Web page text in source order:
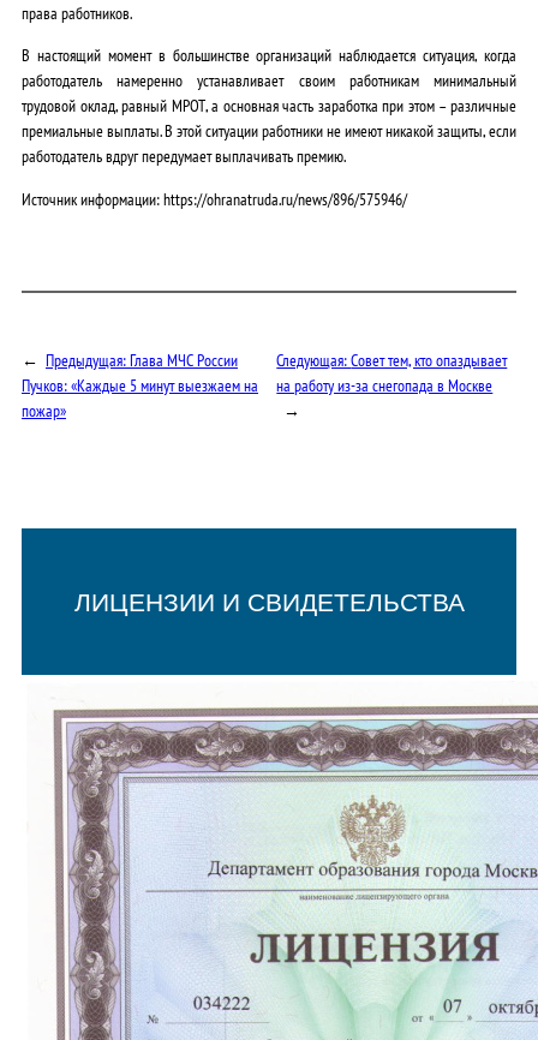
права работников.
В настоящий момент в большинстве организаций наблюдается ситуация, когда
работодатель намеренно устанавливает своим работникам минимальный
трудовой оклад, равный МРОТ, а основная часть заработка при этом – различные
премиальные выплаты. В этой ситуации работники не имеют никакой защиты, если
работодатель вдруг передумает выплачивать премию.
Источник информации: https://ohranatruda.ru/news/896/575946/
← Предыдущая:Глава МЧС России
Пучков: «Каждые 5 минут выезжаем на
пожар»
Следующая:Совет тем, кто опаздывает
на работу из-за снегопада в Москве
→
ЛИЦЕНЗИИ И СВИДЕТЕЛЬСТВА